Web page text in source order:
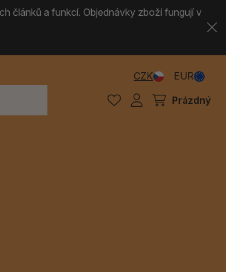
článků a funkcí. Objednávky zboží fungují v
CZK
EUR
Prázdný